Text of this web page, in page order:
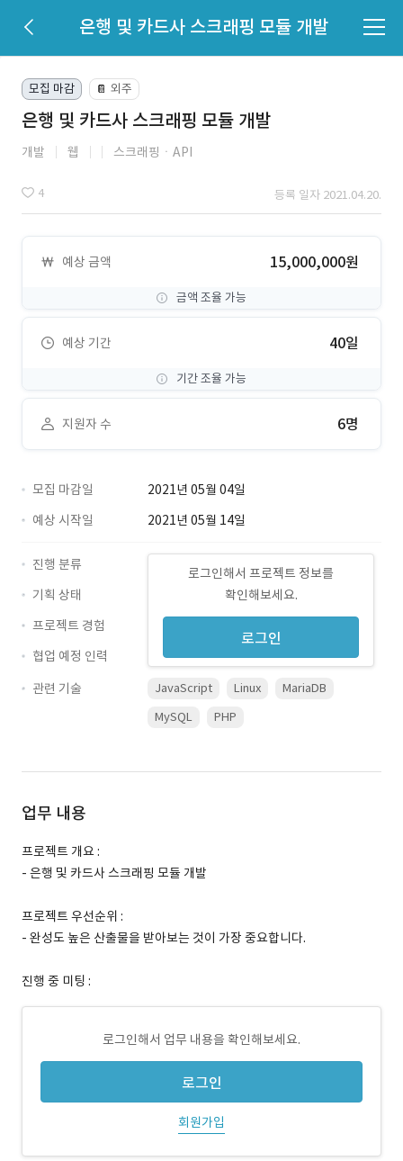
은행 및 카드사 스크래핑 모듈 개발
모집 마감 📔 외주
은행 및 카드사 스크래핑 모듈 개발
개발 웹 스크래핑ㆍAPI
4 등록 일자 2021.04.20.
예상 금액 15,000,000원
금액 조율 가능
예상 기간 40일
기간 조율 가능
지원자 수 6명
모집 마감일
2021년 05월 04일
예상 시작일
2021년 05월 14일
로그인해서 프로젝트 정보를
확인해보세요.
로그인
진행 분류
기획 상태
프로젝트 경험
협업 예정 인력
관련 기술
JavaScript Linux
MariaDB
MySQL
PHP
업무 내용
프로젝트 개요 :
- 은행 및 카드사 스크래핑 모듈 개발
프로젝트 우선순위 :
- 완성도 높은 산출물을 받아보는 것이 가장 중요합니다.
진행 중 미팅 :
로그인해서 업무 내용을 확인해보세요.
로그인
회원가입